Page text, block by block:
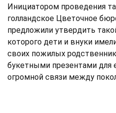
Инициатором проведения
голландское Цветочное
предложили утвердить
которого дети и внуки
своих пожилых
букетными презентами для
огромной связи между